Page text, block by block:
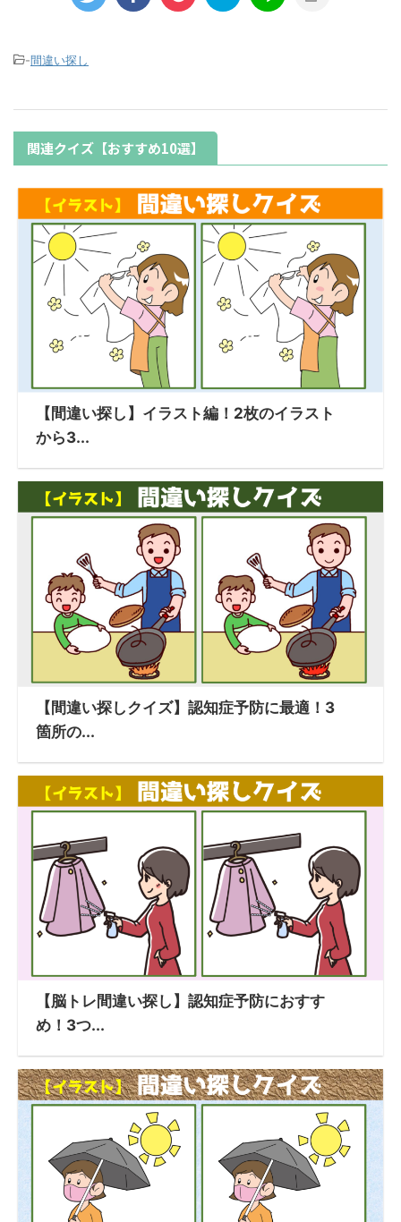
-間違い探し
関連クイズ【おすすめ10選】
【間違い探し】イラスト編！2枚のイラスト
から3...
【間違い探しクイズ】認知症予防に最適！3
箇所の...
【脳トレ間違い探し】認知症予防におすす
め！3つ...